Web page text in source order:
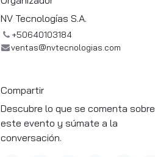
NV Tecnologías S.A.
+50640103184
ventas@nvtecnologias.com
Compartir
Descubre lo que se comenta sobre
este evento y súmate a la
conversación.